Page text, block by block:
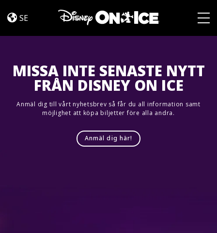
Dance
SE
MISSA INTE SENASTE NYTT
FRÅN DISNEY ON ICE
Anmäl dig till vårt nyhetsbrev så får du all information samt
möjlighet att köpa biljetter före alla andra.
Anmäl dig här!